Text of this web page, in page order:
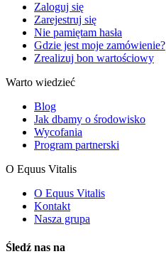
Zaloguj się
Zarejestruj się
Nie pamiętam hasła
Gdzie jest moje zamówienie?
Zrealizuj bon wartościowy
Warto wiedzieć
Blog
Jak dbamy o środowisko
Wycofania
Program partnerski
O Equus Vitalis
O Equus Vitalis
Kontakt
Nasza grupa
Śledź nas na